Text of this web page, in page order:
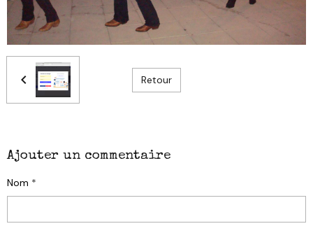
Retour
Ajouter un commentaire
Nom